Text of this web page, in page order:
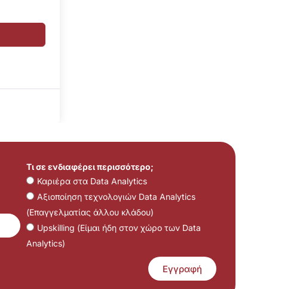
Τι σε ενδιαφέρει περισσότερο;
Καριέρα στα Data Analytics
Αξιοποίηση τεχνολογιών Data Analytics
(Επαγγελματίας άλλου κλάδου)
Upskilling (Είμαι ήδη στον χώρο των Data
Analytics)
Εγγραφή